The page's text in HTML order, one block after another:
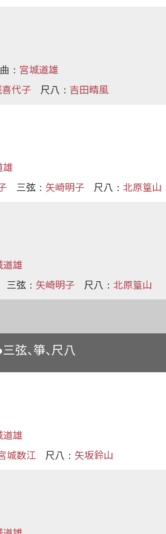
： 宮城道雄
代子 尺八 ： 吉田晴風
雄
三弦 ： 矢崎明子 尺八 ： 北原篁山
道雄
三弦 ： 矢崎明子 尺八 ： 北原篁山
三弦、箏、尺八
道雄
城数江 尺八 ： 矢坂鈴山